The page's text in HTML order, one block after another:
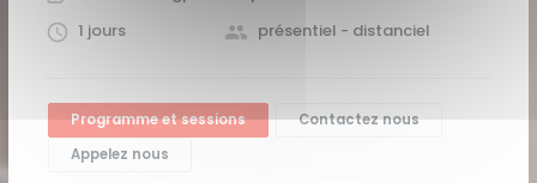
1 jours
présentiel - distanciel
Programme et sessions
Contactez nous
Appelez nous